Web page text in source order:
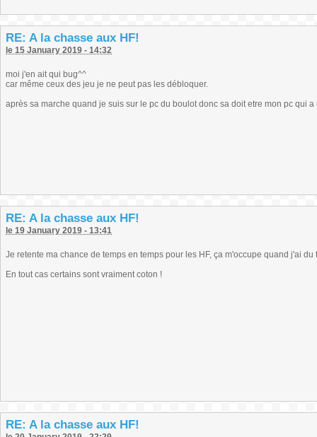
RE: A la chasse aux HF!
le 15 January 2019 - 14:32
moi j'en ait qui bug^^
car même ceux des jeu je ne peut pas les débloquer.
après sa marche quand je suis sur le pc du boulot donc sa doit etre mon pc qui
RE: A la chasse aux HF!
le 19 January 2019 - 13:41
Je retente ma chance de temps en temps pour les HF, ça m'occupe quand j'ai du
En tout cas certains sont vraiment coton !
RE: A la chasse aux HF!